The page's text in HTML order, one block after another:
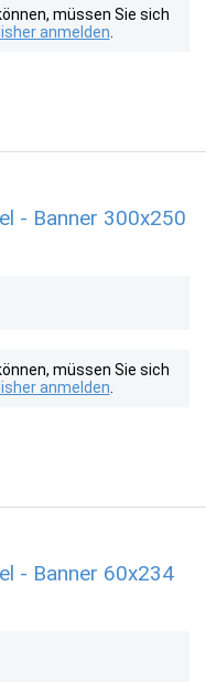
müssen Sie sich
anmelden
- Banner 300x250
müssen Sie sich
anmelden
- Banner 60x234